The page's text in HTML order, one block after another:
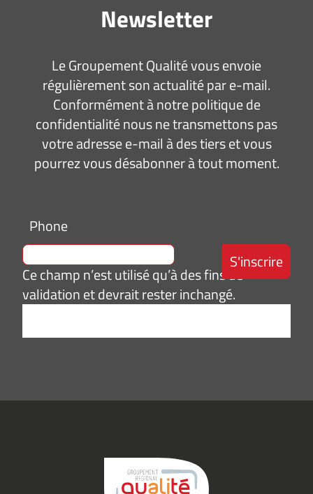
Newsletter
Le Groupement Qualité vous envoie
régulièrement son actualité par e-mail.
Conformément à notre politique de
confidentialité nous ne transmettons pas
votre adresse e-mail à des tiers et vous
pourrez vous désabonner à tout moment.
Phone
Ce champ n’est utilisé qu’à des fins de
validation et devrait rester inchangé.
e-